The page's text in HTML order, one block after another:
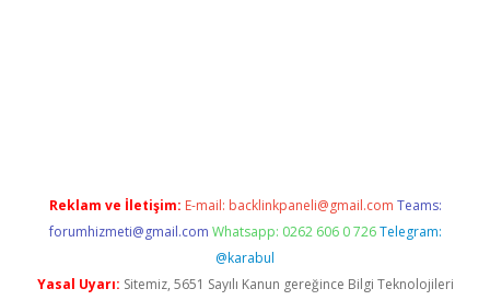
Reklam ve İletişim: E-mail: backlinkpaneli@gmail.com Teams:
forumhizmeti@gmail.com Whatsapp: 0262 606 0 726 Telegram:
@karabul
Yasal Uyarı: Sitemiz, 5651 Sayılı Kanun gereğince Bilgi Teknolojileri